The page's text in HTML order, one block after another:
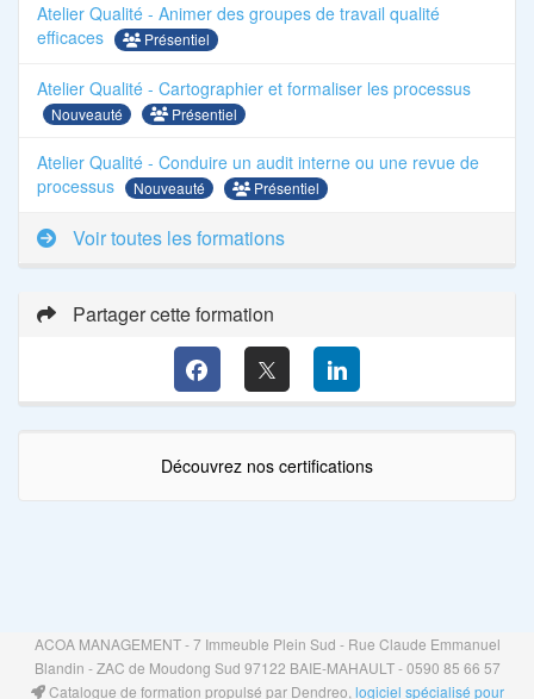
Atelier Qualité - Animer des groupes de travail qualité
efficaces
Présentiel
Atelier Qualité - Cartographier et formaliser les processus
Nouveauté Présentiel
Atelier Qualité - Conduire un audit interne ou une revue de
processus
Nouveauté Présentiel
Voir toutes les formations
Partager cette formation
Découvrez nos certifications
ACOA MANAGEMENT - 7 Immeuble Plein Sud - Rue Claude Emmanuel
Blandin - ZAC de Moudong Sud 97122 BAIE-MAHAULT - 0590 85 66 57
Catalogue de formation propulsé par Dendreo, logiciel spécialisé pour